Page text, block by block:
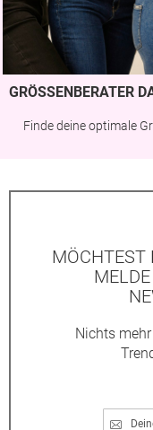
GRÖSSENBERATER
Finde deine optimale
MÖCHTEST
Nichts